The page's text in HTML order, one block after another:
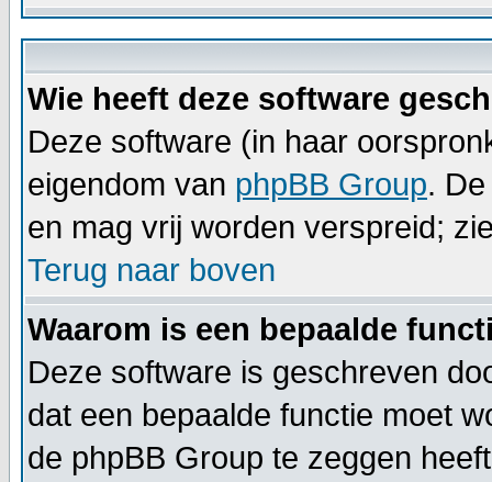
Wie heeft deze software
Deze software (in haar
eigendom van phpBB Group.
en mag vrij worden verspreid;
Terug naar boven
Waarom is een bepaalde
Deze software is geschreven
dat een bepaalde functie moet
de phpBB Group te zeggen